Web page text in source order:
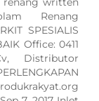
Renang
SPESIALIS
Office: 0411
Distributor